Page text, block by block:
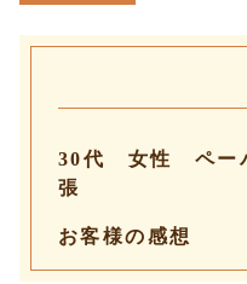
30代 女性 ペー
張
お客様の感想